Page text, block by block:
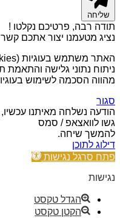
שליחה
תודה רבה, פרטיכם נקלטו !
נציג מטעמנו יצור אתכם
ניתוח נתוני גלישה
מהווה הסכמה לשימוש
סגור
הודעה נשלחה מאיתנו עכשיו,
גשו לוואצאפ / סמס
להמשך שיחה.
דילוג לתוכן
פתח סרגל נגישות
נגישות
הגדל טקסט
הקטן טקסט